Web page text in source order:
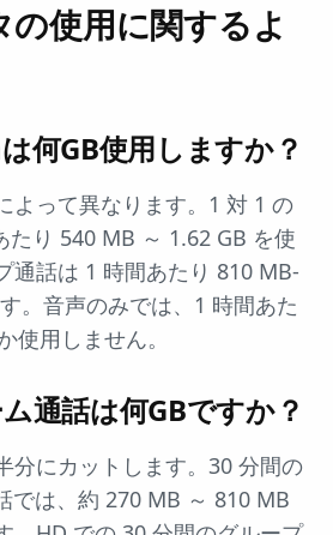
使用に関するよ
何GB使用しますか？
よって異なります。1 対 1 の
たり 540 MB ～ 1.62 GB を使
通話は 1 時間あたり 810 MB-
。音声のみでは、1 時間あた
使用しません。
通話は何GBですか？
分にカットします。30 分間の
では、約 270 MB ～ 810 MB